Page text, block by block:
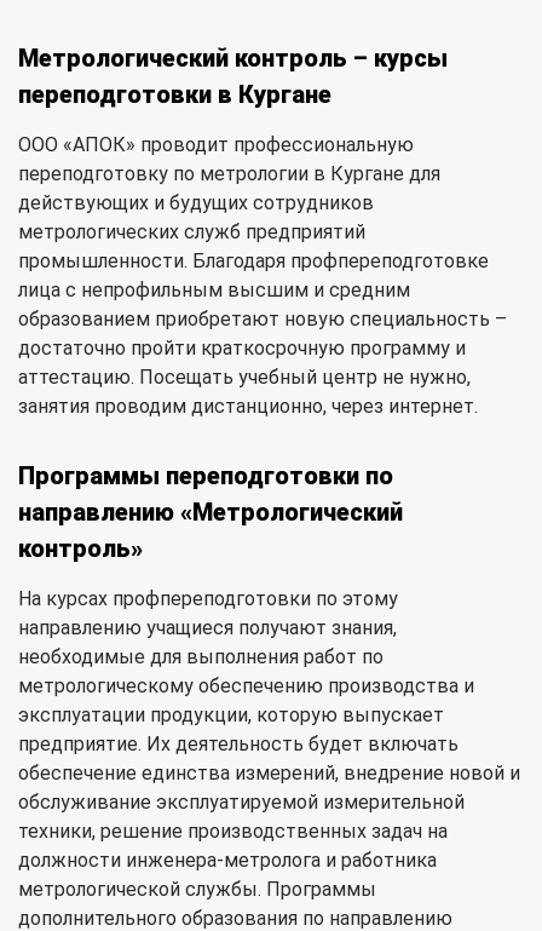
Метрологический контроль – курсы
переподготовки в Кургане
ООО «АПОК» проводит профессиональную
переподготовку по метрологии в Кургане для
действующих и будущих сотрудников
метрологических служб предприятий
промышленности. Благодаря профпереподготовке
лица с непрофильным высшим и средним
образованием приобретают новую специальность –
достаточно пройти краткосрочную программу и
аттестацию. Посещать учебный центр не нужно,
занятия проводим дистанционно, через интернет.
Программы переподготовки по
направлению «Метрологический
контроль»
На курсах профпереподготовки по этому
направлению учащиеся получают знания,
необходимые для выполнения работ по
метрологическому обеспечению производства и
эксплуатации продукции, которую выпускает
предприятие. Их деятельность будет включать
обеспечение единства измерений, внедрение новой и
обслуживание эксплуатируемой измерительной
техники, решение производственных задач на
должности инженера-метролога и работника
метрологической службы. Программы
дополнительного образования по направлению